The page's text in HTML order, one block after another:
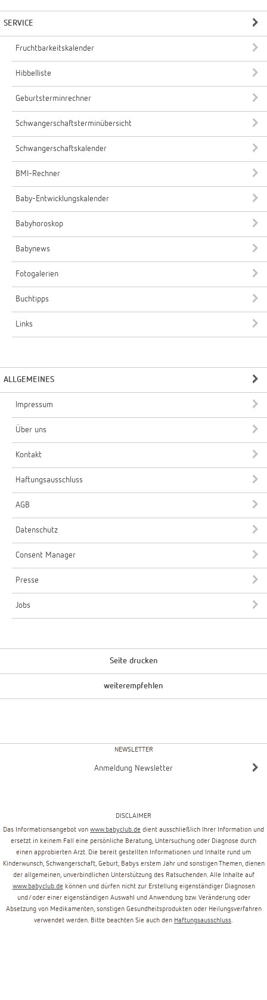
SERVICE
Fruchtbarkeitskalender
Hibbelliste
Geburtsterminrechner
Schwangerschaftsterminübersicht
Schwangerschaftskalender
BMI-Rechner
Baby-Entwicklungskalender
Babyhoroskop
Babynews
Fotogalerien
Buchtipps
Links
ALLGEMEINES
Impressum
Über uns
Kontakt
Haftungsausschluss
AGB
Datenschutz
Consent Manager
Presse
Jobs
Seite drucken
weiterempfehlen
NEWSLETTER
Anmeldung Newsletter
DISCLAIMER
Das Informationsangebot von www.babyclub.de dient ausschließlich Ihrer Information und
ersetzt in keinem Fall eine persönliche Beratung, Untersuchung oder Diagnose durch
einen approbierten Arzt. Die bereit gestellten Informationen und Inhalte rund um
Kinderwunsch, Schwangerschaft, Geburt, Babys erstem Jahr und sonstigen Themen, dienen
der allgemeinen, unverbindlichen Unterstützung des Ratsuchenden. Alle Inhalte auf
www.babyclub.de können und dürfen nicht zur Erstellung eigenständiger Diagnosen
und/oder einer eigenständigen Auswahl und Anwendung bzw. Veränderung oder
Absetzung von Medikamenten, sonstigen Gesundheitsprodukten oder Heilungsverfahren
verwendet werden. Bitte beachten Sie auch den Haftungsausschluss.